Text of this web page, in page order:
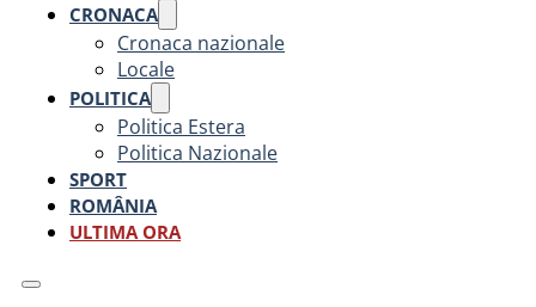
CRONACA
Cronaca nazionale
Locale
POLITICA
Politica Estera
Politica Nazionale
SPORT
ROMÂNIA
ULTIMA ORA